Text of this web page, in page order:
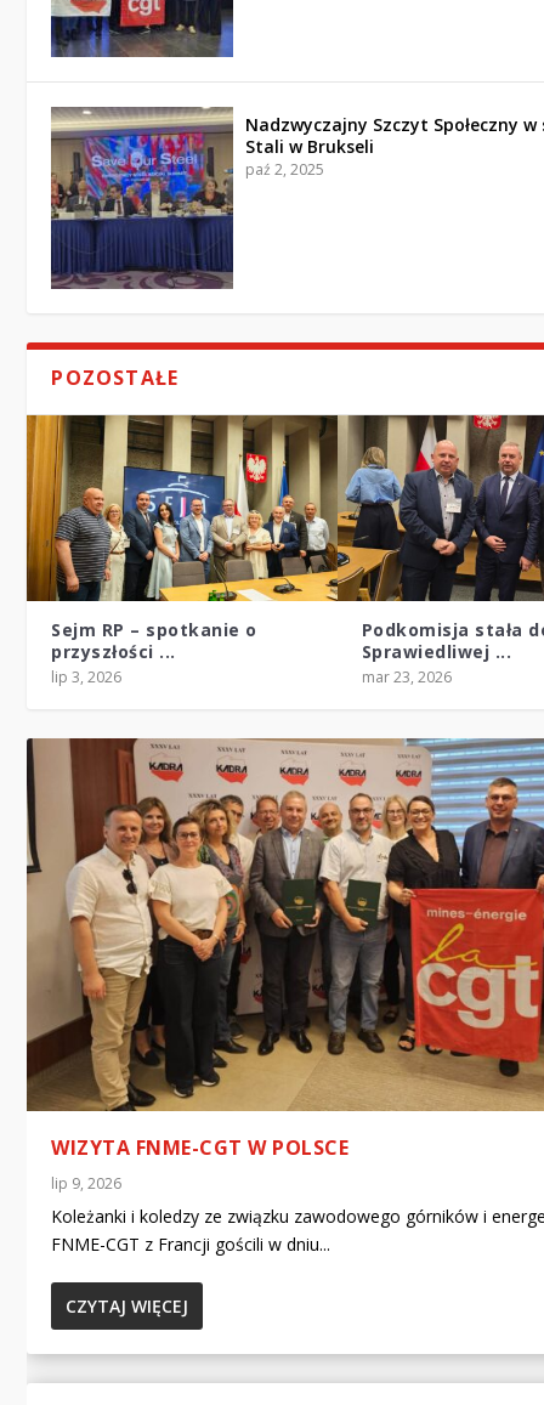
Nadzwyczajny Szczyt Społeczny
Stali w Brukseli
paź 2, 2025
POZOSTAŁE
Sejm RP – spotkanie o
przyszłości ...
lip 3, 2026
Podkomisja stała
Sprawiedliwej ...
mar 23, 2026
WIZYTA FNME-CGT W POLSCE
lip 9, 2026
Koleżanki i koledzy ze związku zawodowego górników i
FNME-CGT z Francji gościli w dniu...
CZYTAJ WIĘCEJ